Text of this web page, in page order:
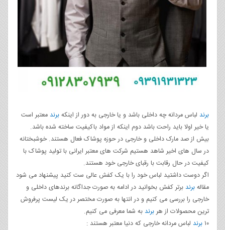
برند لباس مردانه چه داخلی باشد و یا خارجی به دور از اینکهبرند معتبر است
یا خیر اولا باید راحت باشد دوم اینکه از مواد باکیفیت ساخته شده باشد.
بیش از صد مارک داخلی و خارجی در حوزه پوشاک فعال هستند. خوشبختانه
در سال های اخیر شاهد هستیم شرکت های معتبر ایرانی با تولید پوشاک با
کیفیت در حال رقابت با رقبای خارجی خود هستند.
اگر دوست داشتید لباس خود را با یک کفش عالی ست کنید پیشنهاد می شود
مقالهبرند برتر کفش بخوانید در ادامه به صورت جداگانه برندهای داخلی و
خارجی را بررسی می کنیم و در انتها به صورت مختصر در یک لیست پرفروش
ترین محصولات از هربرند به شما معرفی می کنیم.
۱۰ برند لباس مردانه خارجی که دنیا معتبر هستند :